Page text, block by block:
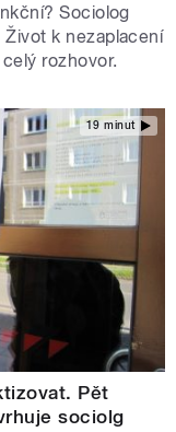
Sociolog
Život k nezaplacení
rozhovor.
19 minut
Pět
sociolg